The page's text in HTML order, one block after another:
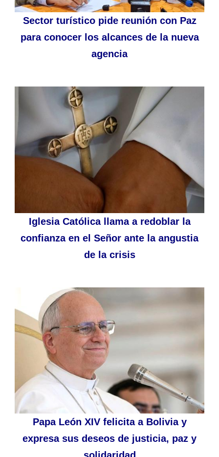
Sector turístico pide reunión con Paz
para conocer los alcances de la nueva
agencia
Iglesia Católica llama a redoblar la
confianza en el Señor ante la angustia
de la crisis
Papa León XIV felicita a Bolivia y
expresa sus deseos de justicia, paz y